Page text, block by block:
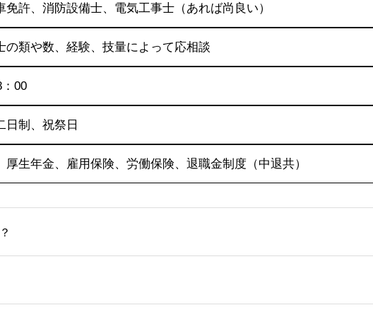
免許、消防設備士、電気工事士（あれば尚良い）
の類や数、経験、技量によって応相談
00
日制、祝祭日
厚生年金、雇用保険、労働保険、退職金制度（中退共）